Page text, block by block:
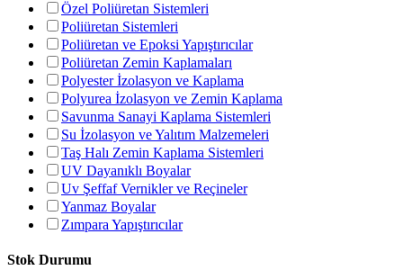
Özel Poliüretan Sistemleri
Poliüretan Sistemleri
Poliüretan ve Epoksi Yapıştırıcılar
Poliüretan Zemin Kaplamaları
Polyester İzolasyon ve Kaplama
Polyurea İzolasyon ve Zemin Kaplama
Savunma Sanayi Kaplama Sistemleri
Su İzolasyon ve Yalıtım Malzemeleri
Taş Halı Zemin Kaplama Sistemleri
UV Dayanıklı Boyalar
Uv Şeffaf Vernikler ve Reçineler
Yanmaz Boyalar
Zımpara Yapıştırıcılar
Stok Durumu